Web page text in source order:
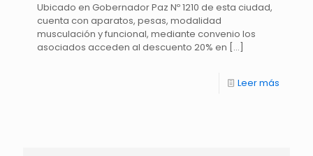
Ubicado en Gobernador Paz Nº 1210 de esta ciudad,
cuenta con aparatos, pesas, modalidad
musculación y funcional, mediante convenio los
asociados acceden al descuento 20% en […]
Leer más